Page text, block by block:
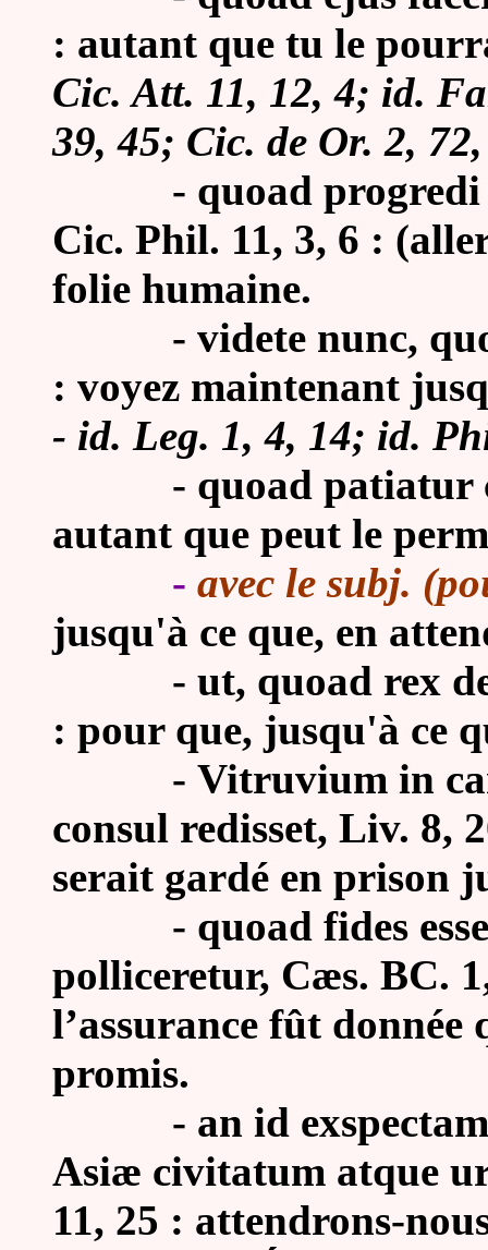
: autant que tu le
Cic. Att. 11, 12, 4; id.
39, 45; Cic. de Or. 2,
- quoad
Cic. Phil. 11, 3, 6 :
folie humaine.
- videte nunc,
: voyez maintenant
- id. Leg. 1, 4, 14; id.
- quoad patiatur
autant que peut le
- avec le subj.
jusqu'à ce que, en
- ut, quoad rex
: pour que, jusqu'à ce
- Vitruvium in
consul redisset, Liv. 8,
serait gardé en prison
- quoad fides
polliceretur, Cæs. BC.
l’assurance fût
promis.
- an id
Asiæ civitatum atque
11, 25 : attendrons-